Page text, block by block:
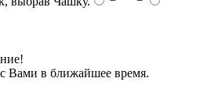
Вами в ближайшее время.